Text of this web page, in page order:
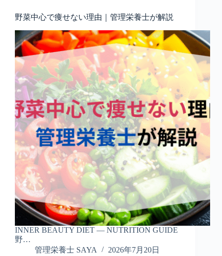
野菜中心で痩せない理由｜管理栄養士が解説
INNER BEAUTY DIET — NUTRITION GUIDE
野…
管理栄養士 SAYA
2026年7月20日